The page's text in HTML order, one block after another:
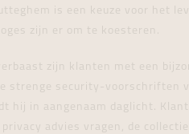
is een keuze voor het
zijn er om te koesteren.
zijn klanten met een
strenge security-voorschriften
hij in aangenaam daglicht.
advies vragen, de